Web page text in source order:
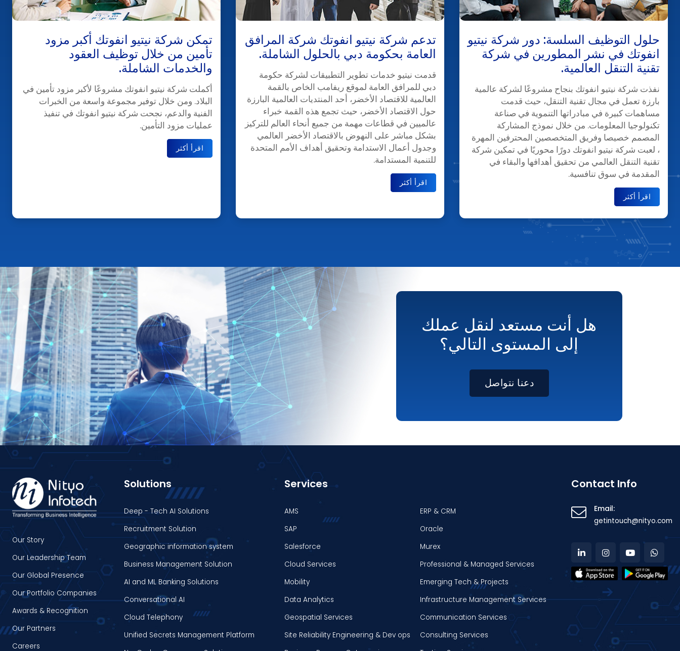
تمكن شركة نيتيو انفوتك أكبر مزود
تأمين من خلال توظيف العقود
والخدمات الشاملة.
أكملت شركة نيتيو انفوتك مشروعًا لأكبر مزود تأمين في
البلاد. ومن خلال توفير مجموعة واسعة من الخبرات
الفنية والدعم، نجحت شركة نيتيو انفوتك في تنفيذ
عمليات مزود التأمين.
اقرأ أكثر
تدعم شركة نيتيو انفوتك شركة المرافق
العامة بحكومة دبي بالحلول الشاملة.
قدمت نيتيو خدمات تطوير التطبيقات لشركة حكومة
دبي للمرافق العامة لموقع ريفامب الخاص بالقمة
العالمية للاقتصاد الأخضر، أحد المنتديات العالمية البارزة
حول الاقتصاد الأخضر، حيث تجمع هذه القمة خبراء
عالميين في قطاعات مهمة من جميع أنحاء العالم للتركيز
بشكل مباشر على النهوض بالاقتصاد الأخضر العالمي
وجدول أعمال الاستدامة وتحقيق أهداف الأمم المتحدة
للتنمية المستدامة.
اقرأ أكثر
حلول التوظيف السلسة: دور شركة نيتيو
انفوتك في نشر المطورين في شركة
تقنية التنقل العالمية.
نفذت شركة نيتيو انفوتك بنجاح مشروعًا لشركة عالمية
بارزة تعمل في مجال تقنية التنقل، حيث قدمت
مساهمات كبيرة في مبادراتها التنموية في صناعة
تكنولوجيا المعلومات. من خلال نموذج المشاركة
المصمم خصيصا وفريق المتخصصين المحترفين المهرة
، لعبت شركة نيتيو انفوتك دورًا محوريًا في تمكين شركة
تقنية التنقل العالمي من تحقيق أهدافها والبقاء في
المقدمة في سوق تنافسية.
اقرأ أكثر
هل أنت مستعد لنقل عملك
إلى المستوى التالي؟
دعنا نتواصل
Our Story
Our Leadership Team
Our Global Presence
Our Portfolio Companies
Awards & Recognition
Our Partners
Careers
Solutions
Deep - Tech AI Solutions
Recruitment Solution
Geographic information system
Business Management Solution
AI and ML Banking Solutions
Conversational AI
Cloud Telephony
Unified Secrets Management Platform
Services
AMS
ERP & CRM
SAP
Oracle
Salesforce
Murex
Cloud Services
Professional & Managed Services
Mobility
Emerging Tech & Projects
Data Analytics
Infrastructure Management Services
Geospatial Services
Communication Services
Site Reliability Engineering & Dev ops
Consulting Services
Contact Info
Email:
getintouch@nityo.com